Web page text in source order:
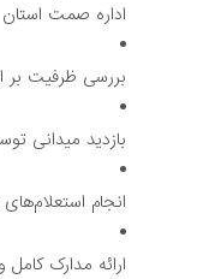
اداره صمت استان
بررسی ظرفیت
بازدید میدانی
انجام
ارائه مدارک